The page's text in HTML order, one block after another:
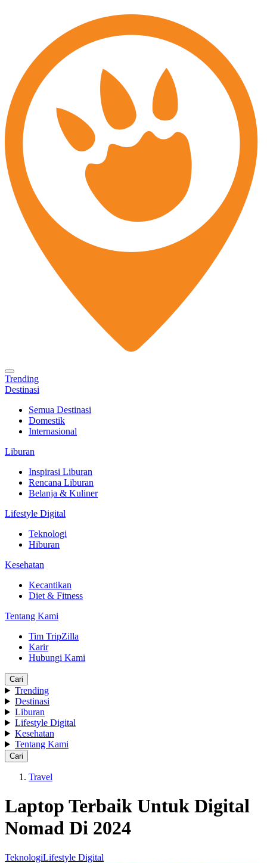
Trending
Destinasi
Semua Destinasi
Domestik
Internasional
Liburan
Inspirasi Liburan
Rencana Liburan
Belanja & Kuliner
Lifestyle Digital
Teknologi
Hiburan
Kesehatan
Kecantikan
Diet & Fitness
Tentang Kami
Tim TripZilla
Karir
Hubungi Kami
Cari
Trending
Destinasi
Liburan
Lifestyle Digital
Kesehatan
Tentang Kami
Cari
Travel
Laptop Terbaik Untuk Digital
Nomad Di 2024
TeknologiLifestyle Digital